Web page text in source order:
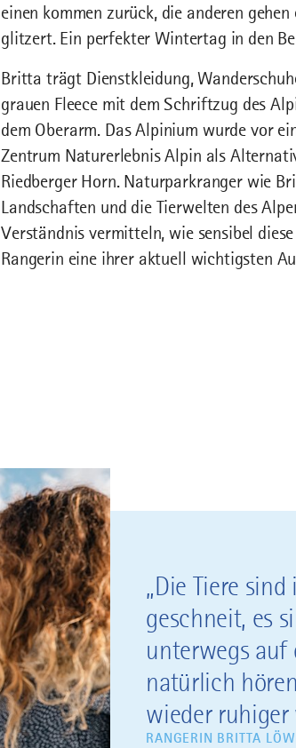
einen kommen zurück, die anderen
glitzert. Ein perfekter Wintertag in den
Britta trägt Dienstkleidung,
grauen Fleece mit dem Schriftzug des
dem Oberarm. Das Alpinium wurde vor
Zentrum Naturerlebnis Alpin als
Riedberger Horn. Naturparkranger wie
Landschaften und die Tierwelten des
Verständnis vermitteln, wie sensibel
Rangerin eine ihrer aktuell wichtigsten
„Die Tiere
geschneit, es
unterwegs auf
natürlich
wieder ruhiger
RANGERIN BRITTA LÖW